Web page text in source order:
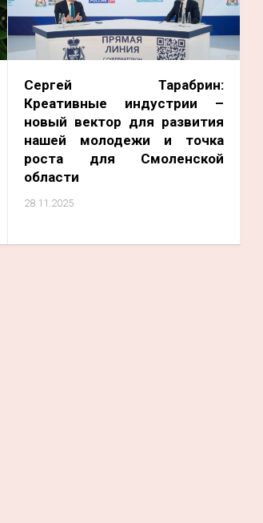
Сергей Тарабрин:
Креативные индустрии –
новый вектор для развития
нашей молодежи и точка
роста для Смоленской
области
28.11.2025